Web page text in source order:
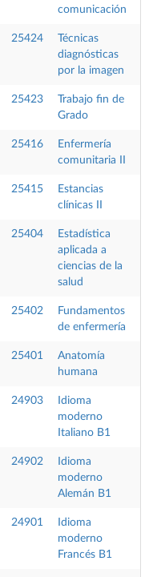
comunicación
25424
Técnicas
diagnósticas
por la imagen
25423
Trabajo fin de
Grado
25416
Enfermería
comunitaria II
25415
Estancias
clínicas II
25404
Estadística
aplicada a
ciencias de la
salud
25402
Fundamentos
de enfermería
25401
Anatomía
humana
24903
Idioma
moderno
Italiano B1
24902
Idioma
moderno
Alemán B1
24901
Idioma
moderno
Francés B1